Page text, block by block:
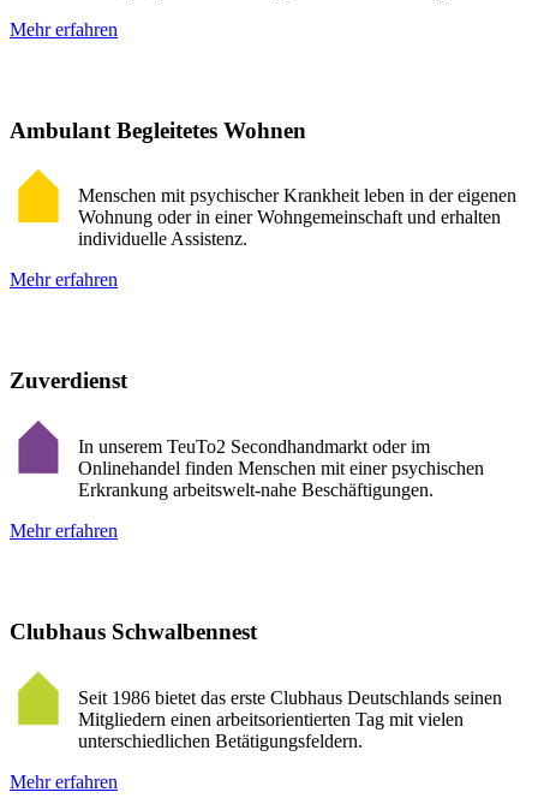
Mehr erfahren
Ambulant Begleitetes Wohnen
Menschen mit psychischer Krankheit leben in der eigenen
Wohnung oder in einer Wohngemeinschaft und erhalten
individuelle Assistenz.
Mehr erfahren
Zuverdienst
In unserem TeuTo2 Secondhandmarkt oder im
Onlinehandel finden Menschen mit einer psychischen
Erkrankung arbeitswelt-nahe Beschäftigungen.
Mehr erfahren
Clubhaus Schwalbennest
Seit 1986 bietet das erste Clubhaus Deutschlands seinen
Mitgliedern einen arbeitsorientierten Tag mit vielen
unterschiedlichen Betätigungsfeldern.
Mehr erfahren